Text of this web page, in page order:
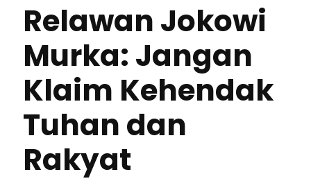
Relawan Jokowi
Murka: Jangan
Klaim Kehendak
Tuhan dan
Rakyat